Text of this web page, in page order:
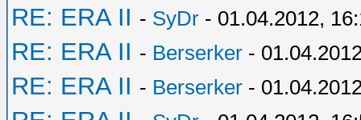
RE: ERA II - SyDr - 01.04.2012,
RE: ERA II - Berserker -
RE: ERA II - Berserker -